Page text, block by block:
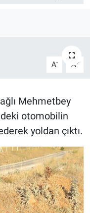
A- A+
Mehmetbey
otomobilin
yoldan çıktı.